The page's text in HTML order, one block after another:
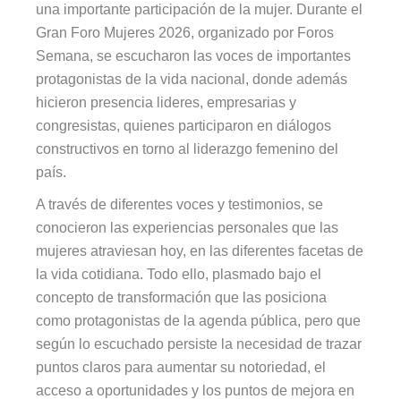
una importante participación de la mujer. Durante el
Gran Foro Mujeres 2026, organizado por Foros
Semana, se escucharon las voces de importantes
protagonistas de la vida nacional, donde además
hicieron presencia lideres, empresarias y
congresistas, quienes participaron en diálogos
constructivos en torno al liderazgo femenino del
país.
A través de diferentes voces y testimonios, se
conocieron las experiencias personales que las
mujeres atraviesan hoy, en las diferentes facetas de
la vida cotidiana. Todo ello, plasmado bajo el
concepto de transformación que las posiciona
como protagonistas de la agenda pública, pero que
según lo escuchado persiste la necesidad de trazar
puntos claros para aumentar su notoriedad, el
acceso a oportunidades y los puntos de mejora en